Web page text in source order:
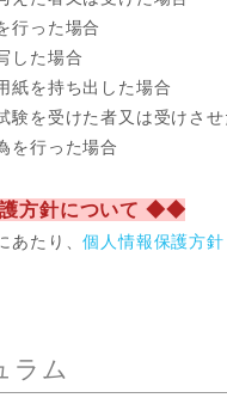
行った場合
した場合
紙を持ち出した場合
験を受けた者又は受けさせ
を行った場合
方針について ◆◆
あたり、個人情報保護方針
ラム